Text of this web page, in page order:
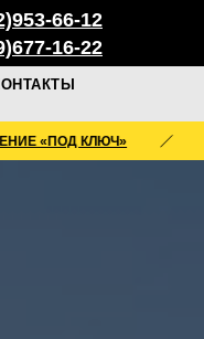
16-22
66-12
FL HAUS